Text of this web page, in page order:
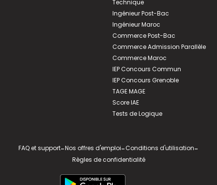
Technique
Ingénieur Post-Bac
Ingénieur Maroc
Commerce Post-Bac
Commerce Admission Parallèle
Commerce Maroc
IEP Concours Commun
IEP Concours Grenoble
TAGE MAGE
Score IAE
Tests de Logique
FAQ et support-Nos offres d'emploi-Conditions d'utilisation-
Règles de confidentialité